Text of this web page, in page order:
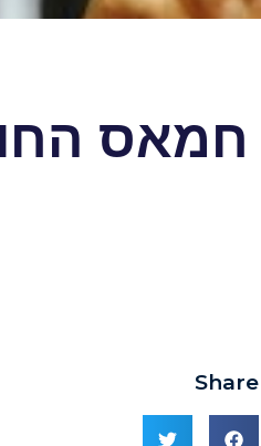
חמאס
Share